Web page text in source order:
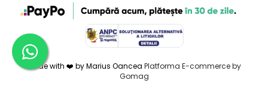
Made with ❤️ by Marius Oancea Platforma E-commerce by
Gomag